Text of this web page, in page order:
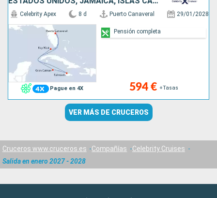
Pague en 4X
Celebrity Apex 8 d Puerto Canaveral 29/01/2028
594 € +Tasas
Pensión completa
VER MÁS DE CRUCEROS
Cruceros www.cruceros.es Compañías
Celebrity Cruises
Salida en enero 2027 - 2028